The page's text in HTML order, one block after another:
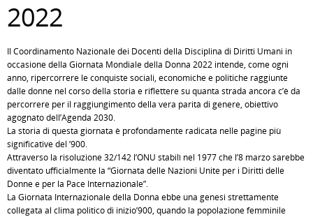
2022
Il Coordinamento Nazionale dei Docenti della Disciplina di Diritti Umani in
occasione della Giornata Mondiale della Donna 2022 intende, come ogni
anno, ripercorrere le conquiste sociali, economiche e politiche raggiunte
dalle donne nel corso della storia e riflettere su quanta strada ancora c’è da
percorrere per il raggiungimento della vera parità di genere, obiettivo
agognato dell’Agenda 2030.
La storia di questa giornata è profondamente radicata nelle pagine più
significative del ’900.
Attraverso la risoluzione 32/142 l’ONU stabilì nel 1977 che l’8 marzo sarebbe
diventato ufficialmente la “Giornata delle Nazioni Unite per i Diritti delle
Donne e per la Pace Internazionale”.
La Giornata Internazionale della Donna ebbe una genesi strettamente
collegata al clima politico di inizio’900, quando la popolazione femminile